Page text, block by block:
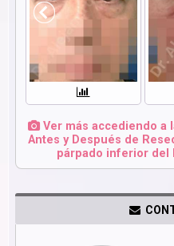
Ver más accediendo a
Antes y Después de
párpado inferior del